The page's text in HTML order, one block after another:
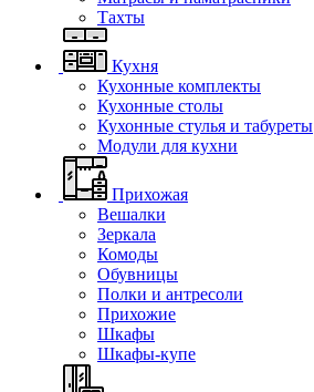
Тахты
Кухня
Кухонные комплекты
Кухонные столы
Кухонные стулья и табуреты
Модули для кухни
Прихожая
Вешалки
Зеркала
Комоды
Обувницы
Полки и антресоли
Прихожие
Шкафы
Шкафы-купе